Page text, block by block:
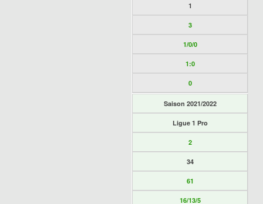
1
3
1/0/0
1:0
0
Saison 2021/2022
Ligue 1 Pro
2
34
61
16/13/5